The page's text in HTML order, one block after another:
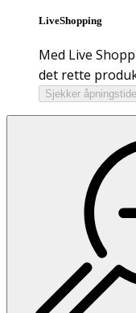
LiveShopping
Med Live
det rette
Sjekker